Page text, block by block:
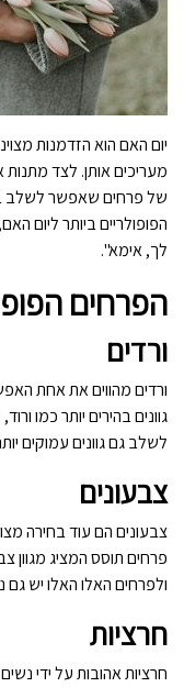
יום האם הוא הזדמנות
מעריכים אותן. לצד מתנות
של פרחים שאפשר לשלב
הפופולריים ביותר ליום
לך, אימא".
הפרחים
ורדים
ורדים מהווים את אחת
גוונים בהירים יותר כמו
לשלב גם גוונים עמוקים
צבעונים
צבעונים הם עוד בחירה
פרחים תוסס המציג
ולפרחים האלו האלו יש גם
חרציות
חרציות אהובות על ידי